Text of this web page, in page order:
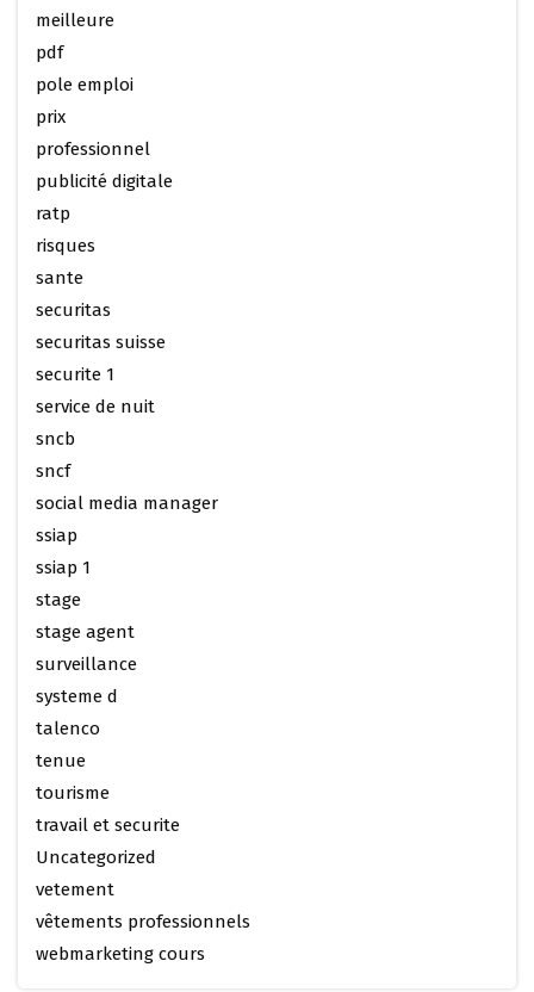
meilleure
pdf
pole emploi
prix
professionnel
publicité digitale
ratp
risques
sante
securitas
securitas suisse
securite 1
service de nuit
sncb
sncf
social media manager
ssiap
ssiap 1
stage
stage agent
surveillance
systeme d
talenco
tenue
tourisme
travail et securite
Uncategorized
vetement
vêtements professionnels
webmarketing cours